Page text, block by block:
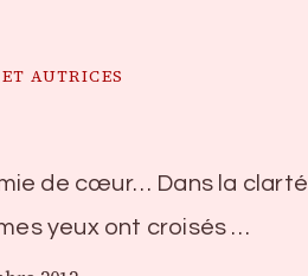
AUTRICES
de cœur… Dans la clarté
yeux ont croisés …